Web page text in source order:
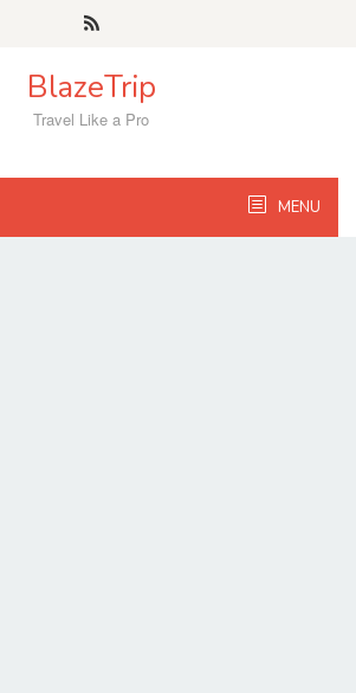
BlazeTrip
Travel Like a Pro
MENU